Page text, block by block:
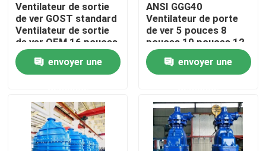
Nous contacter
Nouvelles
Soupape à vanne de DI
Ventilateur de sortie
de ver GOST standard
Ventilateur de sortie
de ver OEM 16 pouces
envoyer une
ANSI GGG40
Ventilateur de porte
de ver 5 pouces 8
pouces 10 pouces 12
pouces taille
envoyer une